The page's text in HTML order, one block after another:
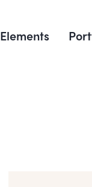
Elements